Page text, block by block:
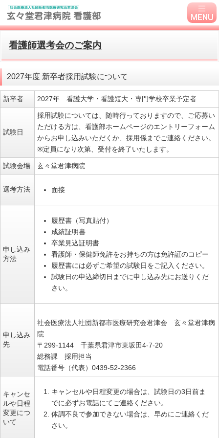
看護師選考会のご案内
2027年度 新卒者採用試験について
新卒者 2027年 看護大学・看護短大・専門学校卒業予定者
試験日
採用試験については、随時行っておりますので、ご応募い
ただける方は、看護部ホームページのエントリーフォーム
からお申し込みいただくか、採用係までご連絡ください。
※定員になり次第、受付を終了いたします。
試験会場 玄々堂君津病院
選考方法 面接
申し込み
方法
履歴書（写真貼付）
成績証明書
卒業見込証明書
看護師・保健師免許をお持ちの方は免許証のコピー
履歴書には必ずご希望の試験日をご記入ください。
試験日の申込締切日までに申し込み先にお送りくだ
さい。
申し込み
先
社会医療法人社団新都市医療研究会君津会 玄々堂君津病
院
〒299-1144 千葉県君津市東坂田4-7-20
総務課 採用担当
電話番号（代表）0439-52-2366
キャンセ
ルや日程
変更につ
いて
キャンセルや日程変更の場合は、試験日の3日前ま
でに必ずお電話にてご連絡ください。
体調不良で参加できない場合は、早めにご連絡くだ
さい。